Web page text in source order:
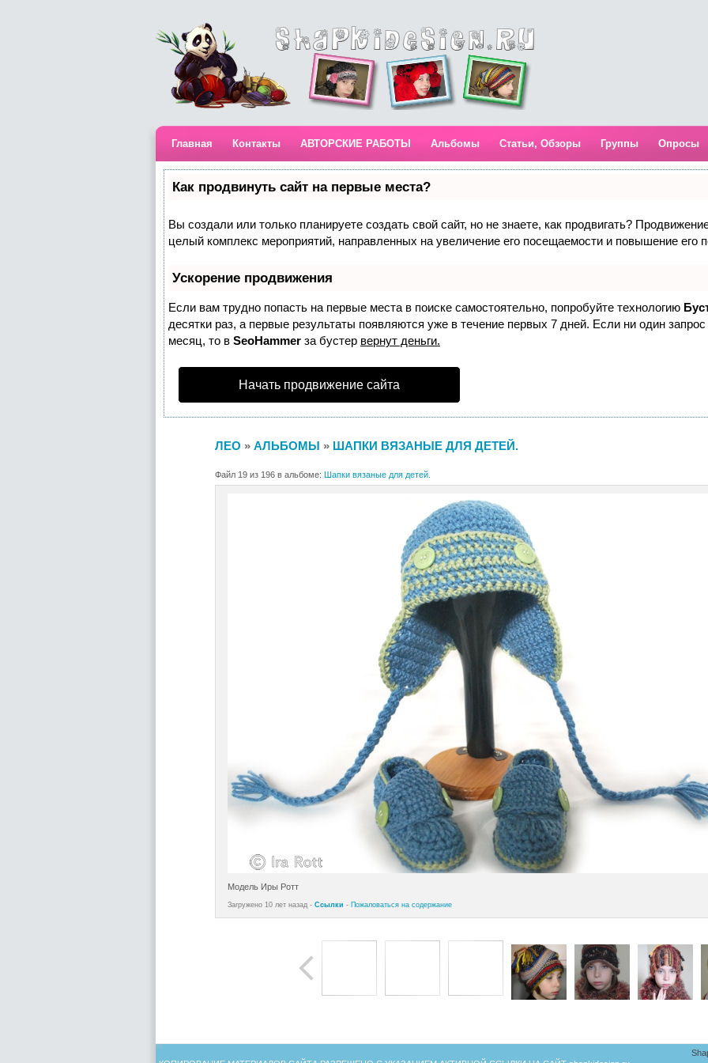
Главная Контакты АВТОРСКИЕ РАБОТЫ Альбомы Статьи, Обзоры Группы Опросы
Как продвинуть сайт на первые места?
Вы создали или только планируете создать свой сайт, но не знаете, как продвигать?
целый комплекс мероприятий, направленных на увеличение его посещаемости и повышение его
Ускорение продвижения
Если вам трудно попасть на первые места в поиске самостоятельно, попробуйте технологию
десятки раз, а первые результаты появляются уже в течение первых 7 дней. Если ни один
месяц, то в SeoHammer за бустер вернут деньги.
Начать продвижение сайта
ЛЕО » АЛЬБОМЫ » ШАПКИ ВЯЗАНЫЕ ДЛЯ ДЕТЕЙ.
Файл 19 из 196 в альбоме: Шапки вязаные для детей.
Модель Иры Ротт
Загружено 10 лет назад - Ссылки - Пожаловаться на содержание